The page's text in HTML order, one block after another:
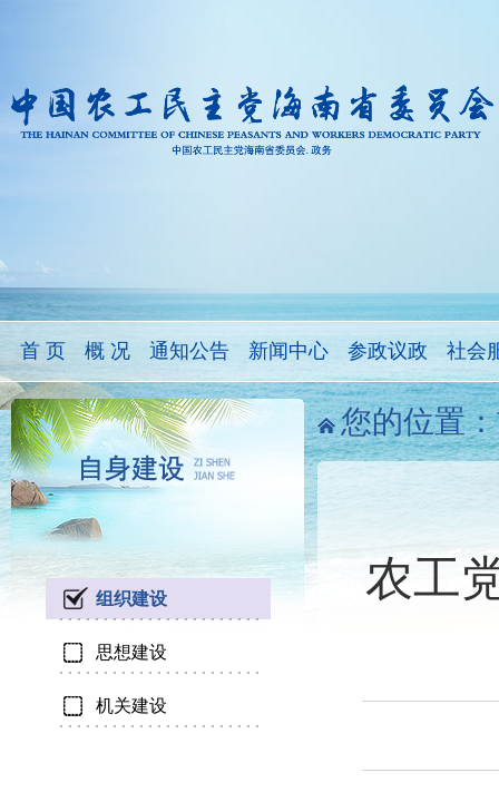
首 页 概 况 通知公告 新闻中心 参政议政 社会
组织建设
思想建设
机关建设
您的位置：
农工